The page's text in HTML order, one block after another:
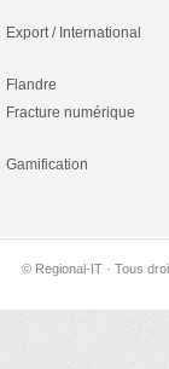
Export / International
Flandre
Fracture numérique
Gamification
© Regional-IT · Tous